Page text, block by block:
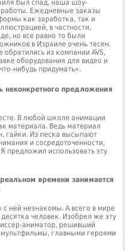
был спад, наша шоу-
Ежедневные заказы
как заработка, так и
в частности,
но все равно то были
в Израиле очень тесен.
из компании AVS,
оборудования для видео и
нибудь придумать».
предложения
В любой школе анимации
материала. Ведь материал
гайки. Из песка высыпают
и сосредоточенности,
предложил использовать эту
времени занимается
ней незнакомы. А всего в мире
человек. Изобрел же эту
аниматор, решивший
мультфильмы, главными героями